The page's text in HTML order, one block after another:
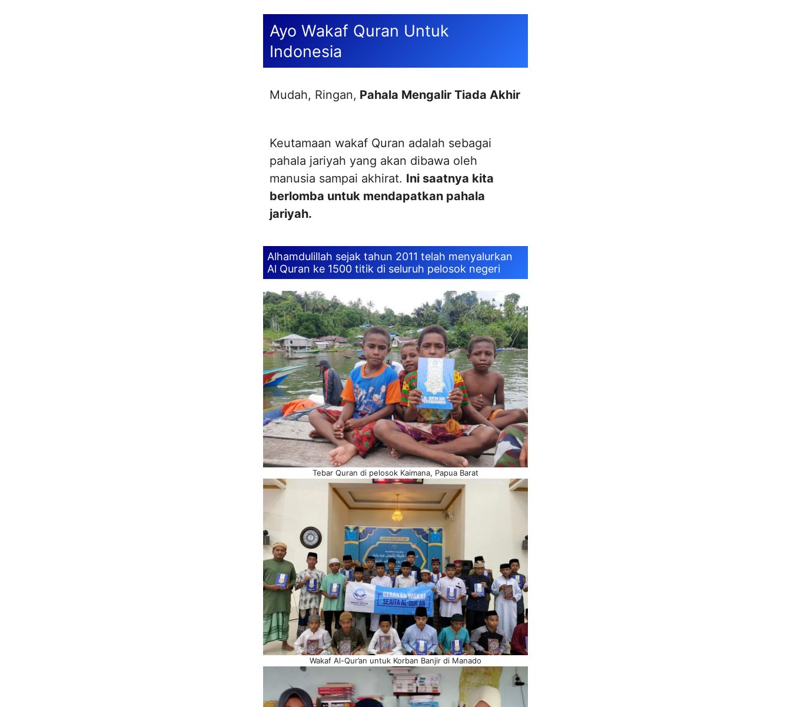
Ayo Wakaf Quran Untuk
Indonesia
Mudah, Ringan, Pahala Mengalir Tiada Akhir
Keutamaan wakaf Quran adalah sebagai
pahala jariyah yang akan dibawa oleh
manusia sampai akhirat. Ini saatnya kita
berlomba untuk mendapatkan pahala
jariyah.
Alhamdulillah sejak tahun 2011 telah menyalurkan
Al Quran ke 1500 titik di seluruh pelosok negeri
Tebar Quran di pelosok Kaimana, Papua Barat
Wakaf Al-Qur’an untuk Korban Banjir di Manado